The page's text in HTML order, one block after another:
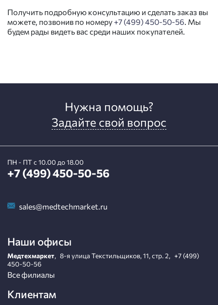
Получить подробную консультацию и сделать заказ вы
можете, позвонив по номеру +7 (499) 450-50-56. Мы
будем рады видеть вас среди наших покупателей.
Нужна помощь?
Задайте свой вопрос
ПН - ПТ с 10.00 до 18.00
+7 (499) 450-50-56
sales@medtechmarket.ru
Наши офисы
Медтехмаркет, 8-я улица Текстильщиков, 11, стр. 2, +7 (499)
450-50-56
Все филиалы
Клиентам